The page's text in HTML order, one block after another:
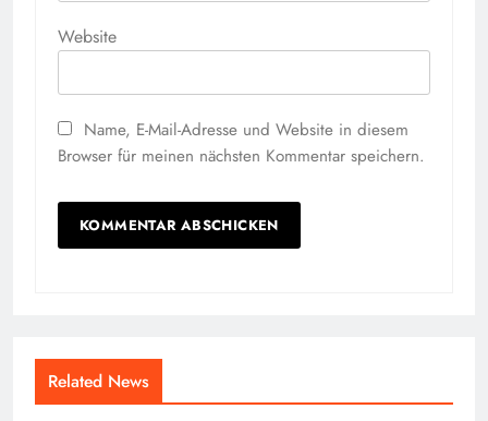
Website
Name, E-Mail-Adresse und Website in diesem
Browser für meinen nächsten Kommentar speichern.
Related News